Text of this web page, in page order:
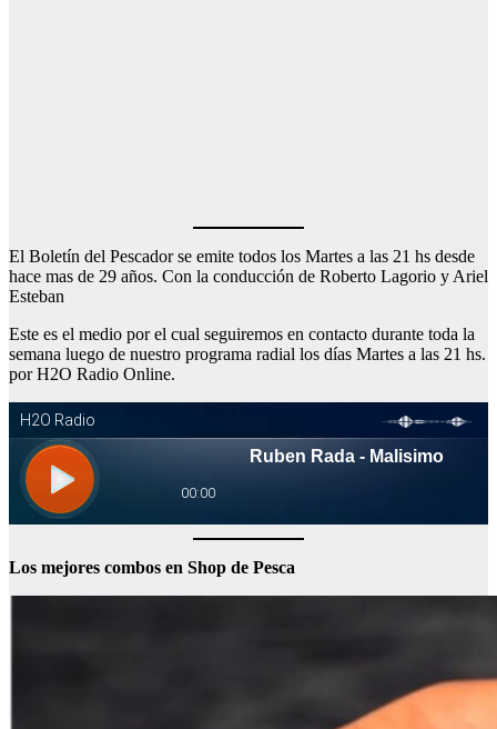
El Boletín del Pescador se emite todos los Martes a las 21 hs desde
hace mas de 29 años. Con la conducción de Roberto Lagorio y Ariel
Esteban
Este es el medio por el cual seguiremos en contacto durante toda la
semana luego de nuestro programa radial los días Martes a las 21 hs.
por H2O Radio Online.
Los mejores combos en Shop de Pesca